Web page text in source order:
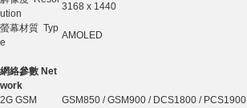
ution
3168 x 1440
螢幕材質 Typ
e
AMOLED
網絡參數 Net
work
2G GSM
GSM850 / GSM900 / DCS1800 / PCS1900